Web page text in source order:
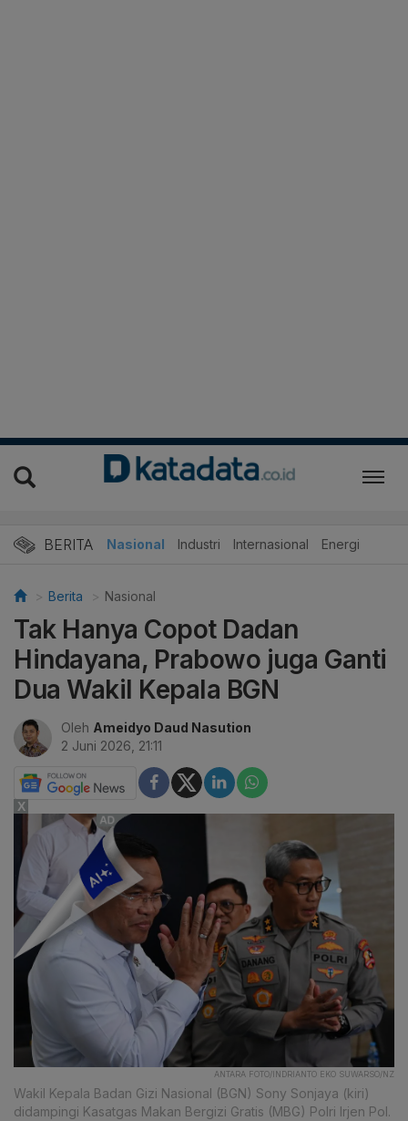
BERITA Nasional Industri Internasional Energi
Berita Nasional
Tak Hanya Copot Dadan
Hindayana, Prabowo juga Ganti
Dua Wakil Kepala BGN
Oleh Ameidyo Daud Nasution
2 Juni 2026, 21:11
ANTARA FOTO/INDRIANTO EKO SUWARSO/NZ
Wakil Kepala Badan Gizi Nasional (BGN) Sony Sonjaya (kiri)
didampingi Kasatgas Makan Bergizi Gratis (MBG) Polri Irjen Pol.
X